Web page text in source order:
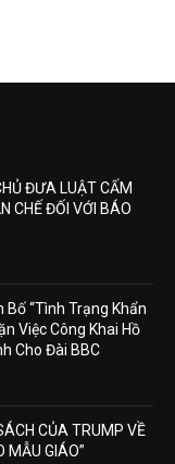
ĐƯA LUẬT CẤM
CHẾ ĐỐI VỚI BÁO
“Tình Trạng Khẩn
Việc Công Khai Hồ
Cho Đài BBC
CỦA TRUMP VỀ
MẪU GIÁO”